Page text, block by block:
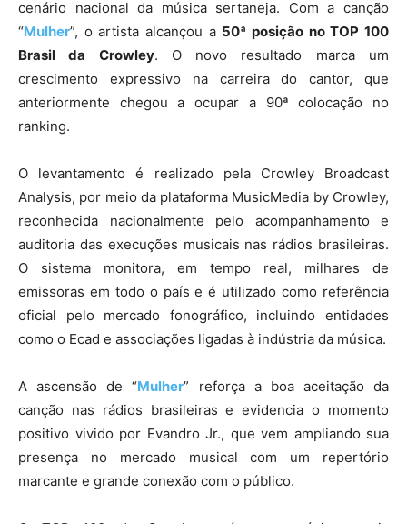
cenário nacional da música sertaneja. Com a canção
“Mulher”, o artista alcançou a 50ª posição no TOP 100
Brasil da Crowley. O novo resultado marca um
crescimento expressivo na carreira do cantor, que
anteriormente chegou a ocupar a 90ª colocação no
ranking.
O levantamento é realizado pela Crowley Broadcast
Analysis, por meio da plataforma MusicMedia by Crowley,
reconhecida nacionalmente pelo acompanhamento e
auditoria das execuções musicais nas rádios brasileiras.
O sistema monitora, em tempo real, milhares de
emissoras em todo o país e é utilizado como referência
oficial pelo mercado fonográfico, incluindo entidades
como o Ecad e associações ligadas à indústria da música.
A ascensão de “Mulher” reforça a boa aceitação da
canção nas rádios brasileiras e evidencia o momento
positivo vivido por Evandro Jr., que vem ampliando sua
presença no mercado musical com um repertório
marcante e grande conexão com o público.